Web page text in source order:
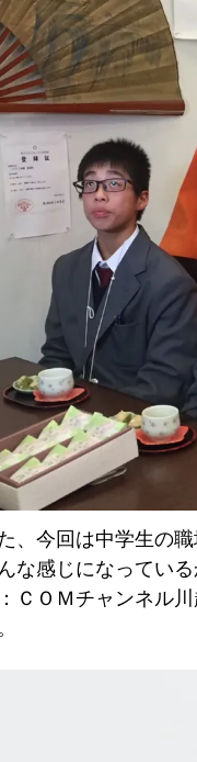
、今回は中学生の
な感じになっている
ＣＯＭチャンネル